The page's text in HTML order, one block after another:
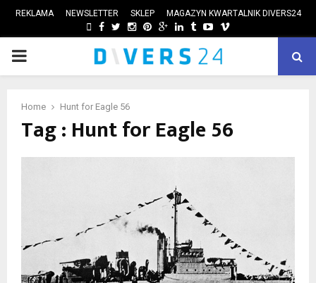
REKLAMA NEWSLETTER SKLEP MAGAZYN KWARTALNIK DIVERS24
FACEBOOK
TWITTER
INSTAGRAM
PINTEREST
GOOGLE
LINKEDIN
TUMBLRYOUTUBE
VIMEO
PRIMARY
Home Hunt for Eagle 56
Tag : Hunt for Eagle 56